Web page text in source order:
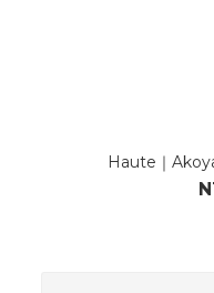
Haute｜